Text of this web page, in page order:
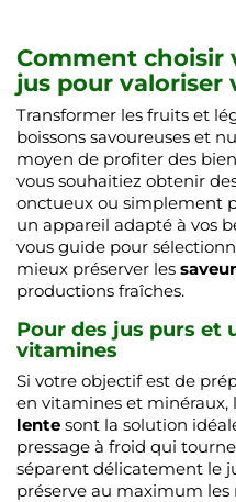
Comment choisir
jus pour valoriser
Transformer les fruits et
boissons savoureuses et
moyen de profiter des
vous souhaitiez obtenir
onctueux ou simplement
un appareil adapté à vos
vous guide pour
mieux préserver les
productions fraîches.
Pour des jus purs et
vitamines
Si votre objectif est de
en vitamines et minéraux,
lente sont la solution
pressage à froid qui
séparent délicatement le
préserve au maximum